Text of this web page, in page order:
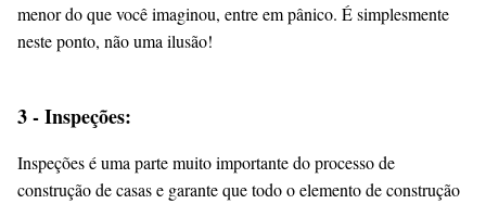
menor do que você imaginou, entre em pânico. É simplesmente
neste ponto, não uma ilusão!
3 - Inspeções:
Inspeções é uma parte muito importante do processo de
construção de casas e garante que todo o elemento de construção